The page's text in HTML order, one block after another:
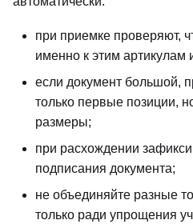
при приемке проверяют,
именно к этим артикулам
если документ большой,
только первые позиции,
размеры;
при расхождении
подписания документа;
не объединяйте разные
только ради упрощения